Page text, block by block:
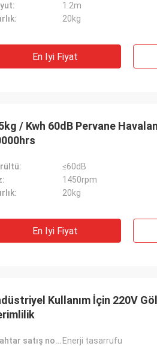
1.2m
20kg
En Iyi Fiyat
/ Kwh 60dB Pervane
≤60dB
1450rpm
20kg
En Iyi Fiyat
Kullanım İçin 220V
Anahtar satış noktaları: Enerji tasarrufu